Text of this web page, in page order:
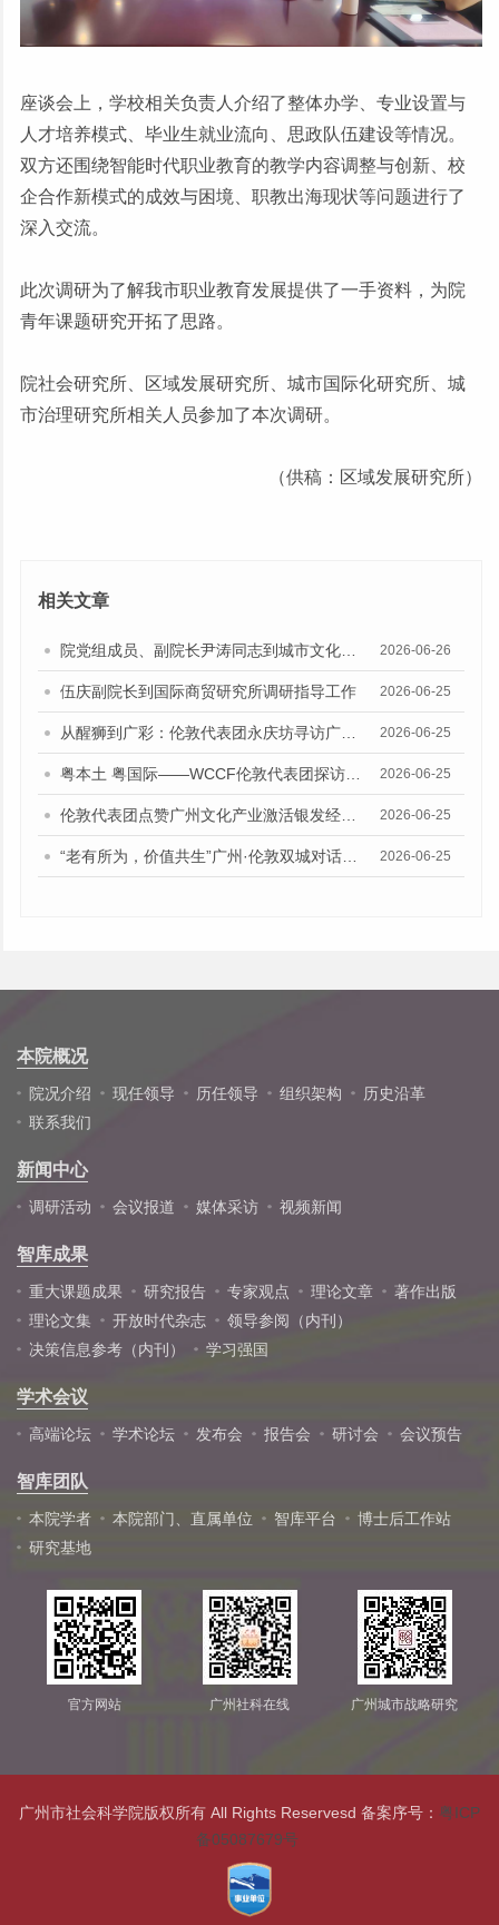
座谈会上，学校相关负责人介绍了整体办学、专业设置与
人才培养模式、毕业生就业流向、思政队伍建设等情况。
双方还围绕智能时代职业教育的教学内容调整与创新、校
企合作新模式的成效与困境、职教出海现状等问题进行了
深入交流。
此次调研为了解我市职业教育发展提供了一手资料，为院
青年课题研究开拓了思路。
院社会研究所、区域发展研究所、城市国际化研究所、城
市治理研究所相关人员参加了本次调研。
（供稿：区域发展研究所）
相关文章
2026-06-26
伍庆副院长到国际商贸研究所调研指导工作 2026-06-25
2026-06-25
2026-06-25
2026-06-25
2026-06-25
本院概况
院况介绍 现任领导 历任领导 组织架构
历史沿革
联系我们
新闻中心
调研活动 会议报道 媒体采访 视频新闻
智库成果
重大课题成果 研究报告 专家观点 理论文章
著作出版
理论文集
开放时代杂志
领导参阅（内刊）
决策信息参考（内刊）
学习强国
学术会议
高端论坛 学术论坛 发布会 报告会 研讨会 会议预告
智库团队
本院学者 本院部门、直属单位 智库平台
博士后工作站
研究基地
官方网站 广州社科在线 广州城市战略研究
广州市社会科学院版权所有 All Rights Reservesd 备案序号： 粤ICP
备05087679号